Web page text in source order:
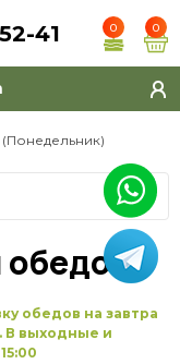
41 0 0
обедов на завтра
В выходные и